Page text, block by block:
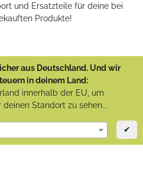
und Ersatzteile für deine bei
Produkte!
aus Deutschland. Und wir
in deinem Land:
innerhalb der EU, um
Standort zu sehen...
✔